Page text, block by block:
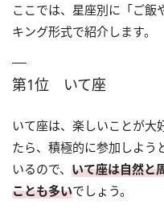
ここでは、星座別に「ご飯
キング形式で紹介します。
第1位 いて座
いて座は、楽しいことが大
たら、積極的に参加しよう
いるので、 いて座は自然と
ことも多いでしょう。